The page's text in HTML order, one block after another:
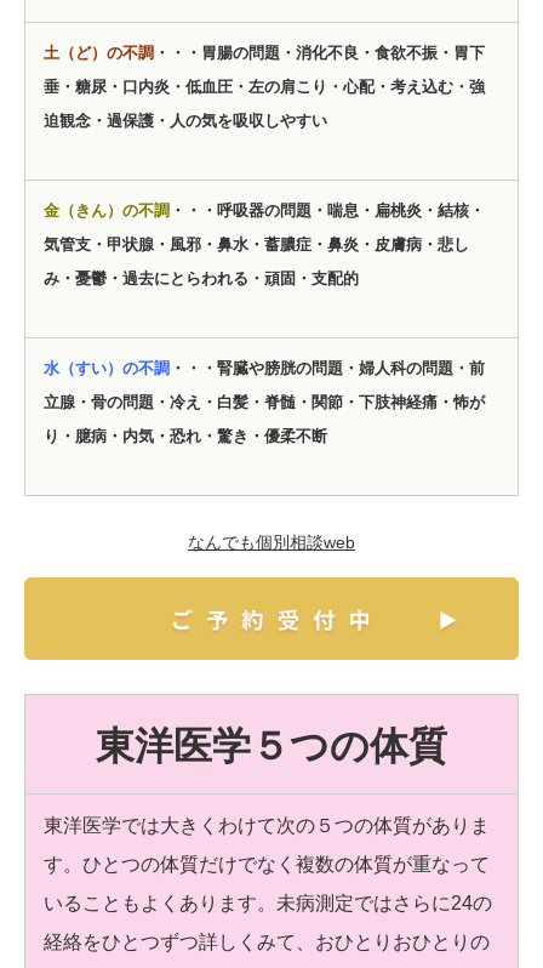
土（ど）の不調 ・・・胃腸の問題・消化不良・食欲不振・胃下
垂・糖尿・口内炎・低血圧・左の肩こり・心配・考え込む・強
迫観念・過保護・人の気を吸収しやすい
金（きん）の不調 ・・・呼吸器の問題・喘息・扁桃炎・結核・
気管支・甲状腺・風邪・鼻水・蓄膿症・鼻炎・皮膚病・悲し
み・憂鬱・過去にとらわれる・頑固・支配的
水（すい）の不調 ・・・腎臓や膀胱の問題・婦人科の問題・前
立腺・骨の問題・冷え・白髪・脊髄・関節・下肢神経痛・怖が
り・臆病・内気・恐れ・驚き・優柔不断
なんでも個別相談web
東洋医学５つの体質
東洋医学では大きくわけて次の５つの体質がありま
す。ひとつの体質だけでなく複数の体質が重なって
いることもよくあります。未病測定ではさらに24の
経絡をひとつずつ詳しくみて、おひとりおひとりの